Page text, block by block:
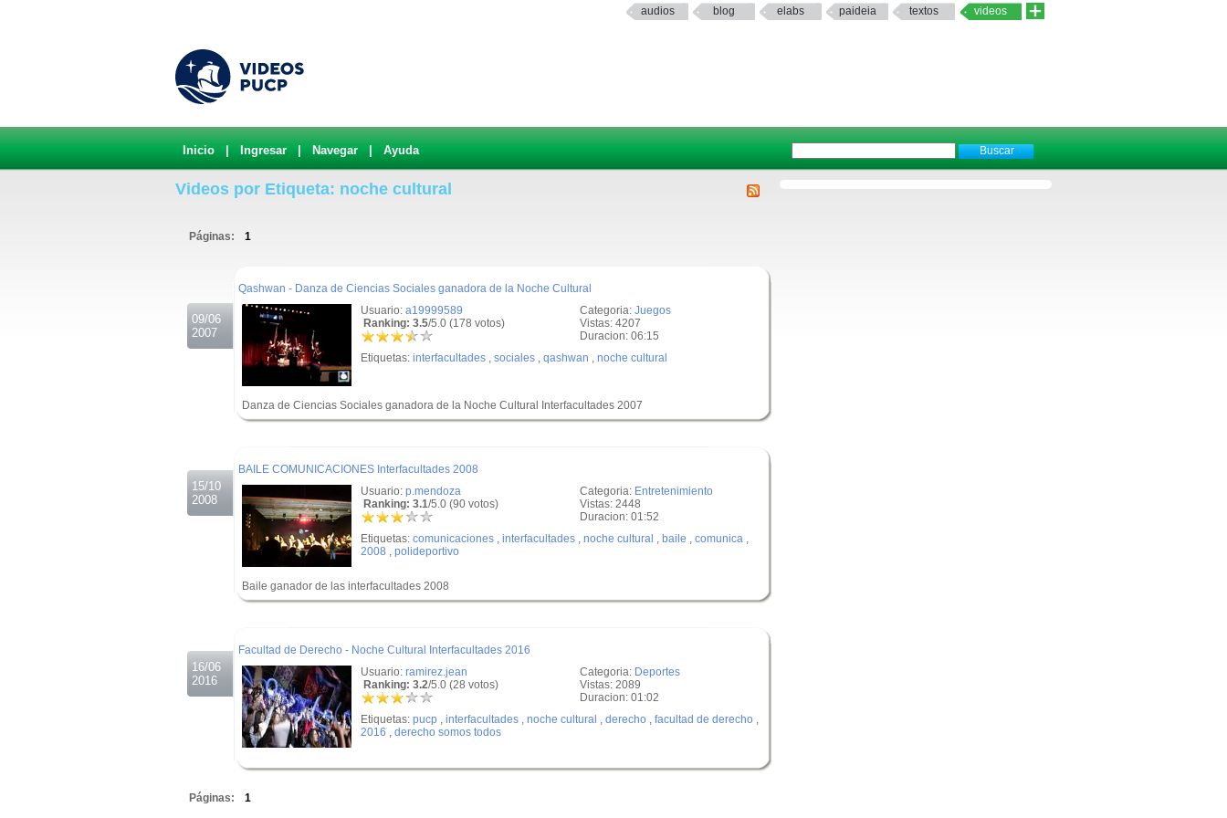
audios blog elabs paideia textos videos
Inicio Ingresar Navegar Ayuda
Videos por Etiqueta: noche cultural
Páginas: 1
09/06
2007
Qashwan - Danza de Ciencias Sociales ganadora de la Noche Cultural
Categoria: Juegos
Vistas: 4207
Duracion: 06:15
Usuario: a19999589
Ranking: 3.5/5.0 (178 votos)
Etiquetas: interfacultades , sociales , qashwan , noche cultural
Danza de Ciencias Sociales ganadora de la Noche Cultural Interfacultades 2007
15/10
2008
BAILE COMUNICACIONES Interfacultades 2008
Categoria: Entretenimiento
Vistas: 2448
Duracion: 01:52
Usuario: p.mendoza
Ranking: 3.1/5.0 (90 votos)
Etiquetas: comunicaciones , interfacultades , noche cultural , baile , comunica ,
2008 , polideportivo
Baile ganador de las interfacultades 2008
16/06
2016
Facultad de Derecho - Noche Cultural Interfacultades 2016
Categoria: Deportes
Vistas: 2089
Duracion: 01:02
Usuario: ramirez.jean
Ranking: 3.2/5.0 (28 votos)
Etiquetas: pucp , interfacultades , noche cultural , derecho , facultad de derecho ,
2016 , derecho somos todos
Páginas: 1